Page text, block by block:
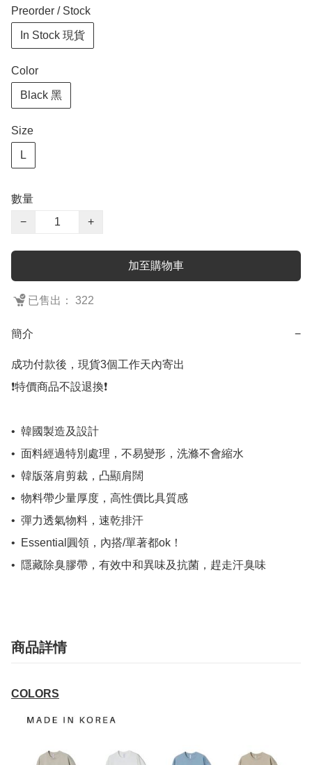
Preorder / Stock
In Stock 現貨
Color
Black 黑
Size
L
數量
−
+
加至購物車
已售出： 322
簡介 −
成功付款後，現貨3個工作天內寄出
❗️特價商品不設退換❗️
•⁠  ⁠韓國製造及設計
•⁠  ⁠⁠面料經過特別處理，不易變形，洗滌不會縮水
•⁠  ⁠⁠韓版落肩剪裁，凸顯肩闊
•⁠  ⁠⁠物料帶少量厚度，高性價比具質感
•⁠  ⁠⁠彈力透氣物料，速乾排汗
•⁠  ⁠⁠Essential圓領，內搭/單著都ok！
•⁠  ⁠隱藏除臭膠帶，有效中和異味及抗菌，趕走汗臭味
商品詳情
COLORS